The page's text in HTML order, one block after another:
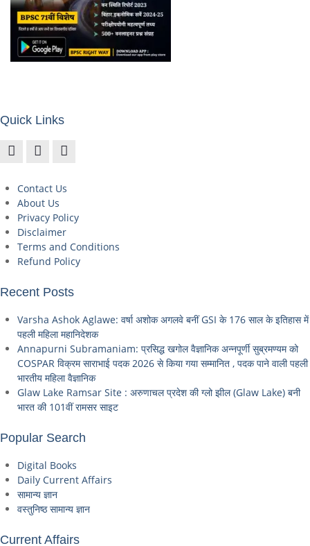
Quick Links
Contact Us
About Us
Privacy Policy
Disclaimer
Terms and Conditions
Refund Policy
Recent Posts
Varsha Ashok Aglawe: वर्षा अशोक अगलवे बनीं GSI के 176 साल के इतिहास में
पहली महिला महानिदेशक
Annapurni Subramaniam: प्रसिद्ध खगोल वैज्ञानिक अन्नपूर्णी सुब्रमण्यम को
COSPAR विक्रम साराभाई पदक 2026 से किया गया सम्मानित , पदक पाने वाली पहली
भारतीय महिला वैज्ञानिक
Glaw Lake Ramsar Site : अरुणाचल प्रदेश की ग्लो झील (Glaw Lake) बनी
भारत की 101वीं रामसर साइट
Popular Search
Digital Books
Daily Current Affairs
सामान्य ज्ञान
वस्तुनिष्ठ सामान्य ज्ञान
Current Affairs